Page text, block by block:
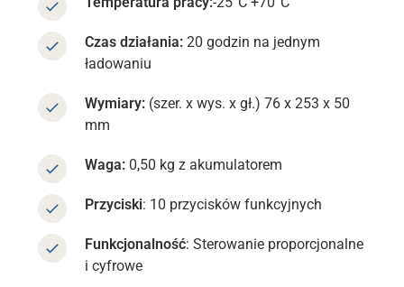
Czas działania: 20 godzin na jednym
ładowaniu
Wymiary: (szer. x wys. x gł.) 76 x 253 x 50
mm
Waga: 0,50 kg z akumulatorem
Przyciski: 10 przycisków funkcyjnych
Funkcjonalność: Sterowanie proporcjonalne
i cyfrowe